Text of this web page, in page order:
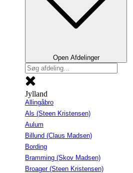
Open Afdelinger
Jylland
Allingåbro
Als (Steen Kristensen)
Aulum
Billund (Claus Madsen)
Bording
Bramming (Skov Madsen)
Broager (Steen Kristensen)